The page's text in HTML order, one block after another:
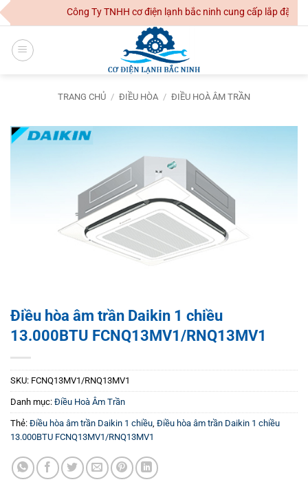
Skip
to
content
Công Ty TNHH cơ điện lạnh bắc ninh cung cấp lắp đặt
TRANG CHỦ / ĐIỀU HÒA / ĐIỀU HOÀ ÂM TRẦN
Điều hòa âm trần Daikin 1 chiều
13.000BTU FCNQ13MV1/RNQ13MV1
SKU: FCNQ13MV1/RNQ13MV1
Danh mục: Điều Hoà Âm Trần
Thẻ: Điều hòa âm trần Daikin 1 chiều Điều hòa âm trần Daikin 1 chiều
13.000BTU FCNQ13MV1/RNQ13MV1